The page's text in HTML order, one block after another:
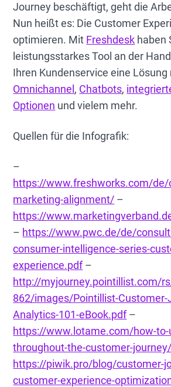
Journey beschäftigt, geht die
Nun heißt es: Die Customer
optimieren. Mit Freshdesk haben
leistungsstarkes Tool an der
Ihren Kundenservice eine Lösung
Omnichannel , Chatbots,
Optionen und vielem mehr.
Quellen für die Infografik:
–
https://www.freshworks.com/
marketing-alignment/ –
https://
– https://www.pwc.de/de/
consumer-intelligence-series-
experience.pdf–
http://myjourney.pointillist.com/
862/images/Pointillist-Customer-
Analytics-101-eBook.pdf–
https://www.lotame.com/how-to-
throughout-the-customer-journey/
https://piwik.pro/blog/customer-
customer-experience-